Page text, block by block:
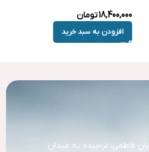
18,400,000تومان
افزودن به سبد خرید
فاطمی، نرسیده به میدان